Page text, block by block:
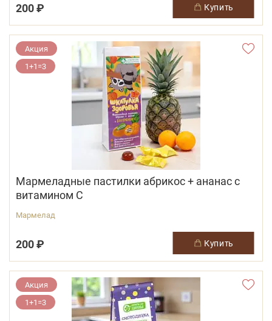
200 ₽ купить
Акция
1+1=3
Мармеладные пастилки абрикос + ананас с
витамином С
Мармелад
200 ₽ купить
Акция
1+1=3